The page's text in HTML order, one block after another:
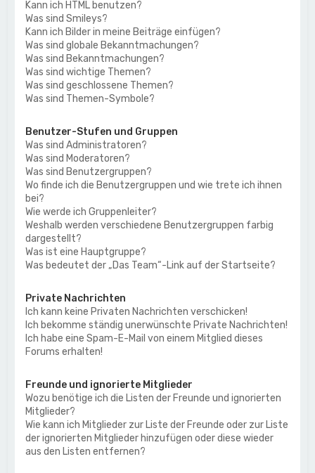
Kann ich HTML benutzen?
Was sind Smileys?
Kann ich Bilder in meine Beiträge einfügen?
Was sind globale Bekanntmachungen?
Was sind Bekanntmachungen?
Was sind wichtige Themen?
Was sind geschlossene Themen?
Was sind Themen-Symbole?
Benutzer-Stufen und Gruppen
Was sind Administratoren?
Was sind Moderatoren?
Was sind Benutzergruppen?
Wo finde ich die Benutzergruppen und wie trete ich ihnen
bei?
Wie werde ich Gruppenleiter?
Weshalb werden verschiedene Benutzergruppen farbig
dargestellt?
Was ist eine Hauptgruppe?
Was bedeutet der „Das Team“-Link auf der Startseite?
Private Nachrichten
Ich kann keine Privaten Nachrichten verschicken!
Ich bekomme ständig unerwünschte Private Nachrichten!
Ich habe eine Spam-E-Mail von einem Mitglied dieses
Forums erhalten!
Freunde und ignorierte Mitglieder
Wozu benötige ich die Listen der Freunde und ignorierten
Mitglieder?
Wie kann ich Mitglieder zur Liste der Freunde oder zur Liste
der ignorierten Mitglieder hinzufügen oder diese wieder
aus den Listen entfernen?